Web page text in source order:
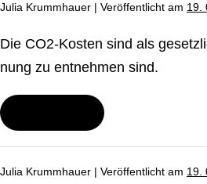
Höhe
CO₂-
Kosten,
die
als
Vermieter
Julia Krummhauer | Ver­öf­fent­licht am 19.
Die CO2-Kosten sind als
nung zu entnehmen sind.
sind
die
Kosten?
Julia Krummhauer | Ver­öf­fent­licht am 19.